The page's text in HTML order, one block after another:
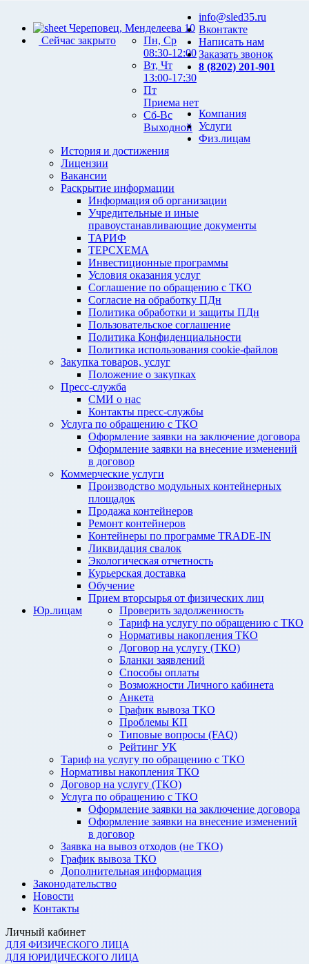
Череповец, Менделеева 10
Сейчас закрыто
Пн, Ср
08:30-12:00
Вт, Чт
13:00-17:30
Пт
Приема нет
Сб-Вс
Выходной
info@sled35.ru
Вконтакте
Написать нам
Заказать звонок
8 (8202) 201-901
Компания
История и достижения
Лицензии
Вакансии
Раскрытие информации
Информация об организации
Учредительные и иные
правоустанавливающие документы
ТАРИФ
ТЕРСХЕМА
Инвестиционные программы
Условия оказания услуг
Соглашение по обращению с ТКО
Согласие на обработку ПДн
Политика обработки и защиты ПДн
Пользовательское соглашение
Политика Конфиденциальности
Политика использования cookie-файлов
Закупка товаров, услуг
Положение о закупках
Пресс-служба
СМИ о нас
Контакты пресс-службы
Услуги
Услуга по обращению с ТКО
Оформление заявки на заключение договора
Оформление заявки на внесение изменений
в договор
Коммерческие услуги
Производство модульных контейнерных
площадок
Продажа контейнеров
Ремонт контейнеров
Контейнеры по программе TRADE-IN
Ликвидация свалок
Экологическая отчетность
Курьерская доставка
Обучение
Прием вторсырья от физических лиц
Физ.лицам
Проверить задолженность
Тариф на услугу по обращению с ТКО
Нормативы накопления ТКО
Договор на услугу (ТКО)
Бланки заявлений
Способы оплаты
Возможности Личного кабинета
Анкета
График вывоза ТКО
Проблемы КП
Типовые вопросы (FAQ)
Рейтинг УК
Юр.лицам
Тариф на услугу по обращению с ТКО
Нормативы накопления ТКО
Договор на услугу (ТКО)
Услуга по обращению с ТКО
Оформление заявки на заключение договора
Оформление заявки на внесение изменений
в договор
Заявка на вывоз отходов (не ТКО)
График вывоза ТКО
Дополнительная информация
Законодательство
Новости
Контакты
Личный кабинет
ДЛЯ ФИЗИЧЕСКОГО ЛИЦА
ДЛЯ ЮРИДИЧЕСКОГО ЛИЦА